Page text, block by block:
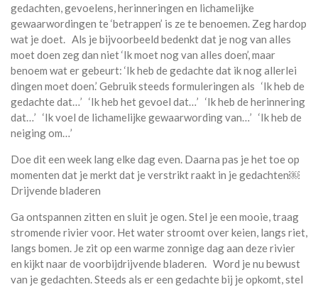
gedachten, gevoelens, herinneringen en lichamelijke
gewaarwordingen te ‘betrappen’ is ze te benoemen. Zeg hardop
wat je doet. Als je bijvoorbeeld bedenkt dat je nog van alles
moet doen zeg dan niet ‘Ik moet nog van alles doen’, maar
benoem wat er gebeurt: ‘Ik heb de gedachte dat ik nog allerlei
dingen moet doen.’ Gebruik steeds formuleringen als ‘Ik heb de
gedachte dat…’ ‘Ik heb het gevoel dat…’ ‘Ik heb de herinnering
dat…’ ‘Ik voel de lichamelijke gewaarwording van…’ ‘Ik heb de
neiging om…’
Doe dit een week lang elke dag even. Daarna pas je het toe op
momenten dat je merkt dat je verstrikt raakt in je gedachten￼
Drijvende bladeren
Ga ontspannen zitten en sluit je ogen. Stel je een mooie, traag
stromende rivier voor. Het water stroomt over keien, langs riet,
langs bomen. Je zit op een warme zonnige dag aan deze rivier
en kijkt naar de voorbijdrijvende bladeren. Word je nu bewust
van je gedachten. Steeds als er een gedachte bij je opkomt, stel